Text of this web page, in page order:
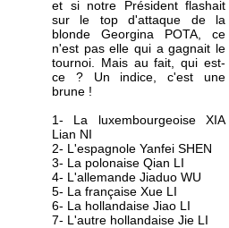
et si notre Président flashait
sur le top d'attaque de la
blonde Georgina POTA, ce
n'est pas elle qui a gagnait le
tournoi. Mais au fait, qui est-
ce ? Un indice, c'est une
brune !
1- La luxembourgeoise XIA
Lian NI
2- L'espagnole Yanfei SHEN
3- La polonaise Qian LI
4- L'allemande Jiaduo WU
5- La française Xue LI
6- La hollandaise Jiao LI
7- L'autre hollandaise Jie LI